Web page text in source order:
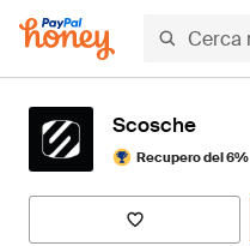
Scosche
Recupero del 6%